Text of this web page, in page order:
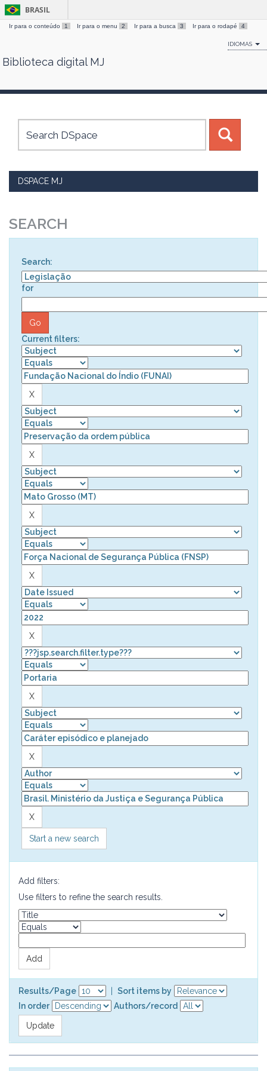
Skip
BRASIL
Ir para o conteúdo 1 Ir para o menu 2 Ir para a busca 3 Ir para o rodapé 4
IDIOMAS
Biblioteca digital MJ
DSPACE MJ
SEARCH
Search:
for
Current filters:
Start a new search
Add filters:
Use filters to refine the search results.
Results/Page
Sort items by
In order
Authors/record